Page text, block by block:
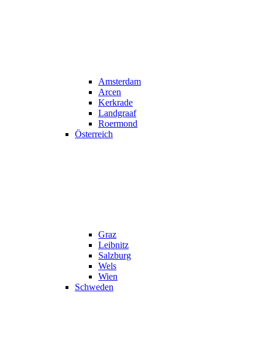
Amsterdam
Arcen
Kerkrade
Landgraaf
Roermond
Österreich
Graz
Leibnitz
Salzburg
Wels
Wien
Schweden